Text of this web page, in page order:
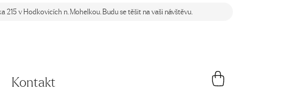
v Hodkovicích n. Mohelkou. Budu se těšit na vaši návštěvu.
Kontakt